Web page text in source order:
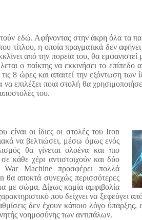
εδώ. Αφήνοντας στην άκρη όλα τα
τίτλου, η οποία πραγματικά δεν
από την πορεία του, θα εμφανιστεί
ο παίκτης να εκκινήσει το
8 ώρες και απαιτεί την εξόντωση των
να επιλέξει ποια στολή θα
του.
είναι οι ίδιες οι στολές του Iron
να βελτιώσει, μέσω όμως ενός
θα γίνεται ολοένα και πιο
κάθε χέρι αντιστοιχούν και δύο
Machine προσφέρει πολλά
αποκτά συνεχώς περισσότερες
με σώμα. Δίχως καμία αμφιβολία
που δείχνει να ξεφεύγει
δεν έχουν κάποιο λόγο ύπαρξης,
νοημοσύνης των αντιπάλων.